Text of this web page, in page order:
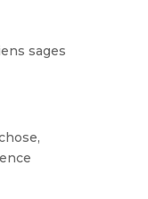
sages